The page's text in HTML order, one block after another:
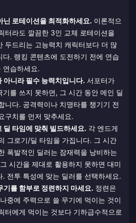
닌 로테이션을 최적화하세요. 이론적으
터라도 깔끔한 3인 교체 로테이션을
두드리는 고능력치 캐릭터보다 더 많
다. 랭킹 콘텐츠에 도전하기 전에 연습
연습하세요.
아니라 필수 능력치입니다. 서포터가
를 쓰지 못하면, 그 시간 동안 메인 딜
니다. 공격력이나 치명타를 챙기기 전
구치를 먼저 맞추세요.
딜 타임에 맞춰 빌드하세요. 각 엔드게
그로기/딜 타임을 가집니다. 그 시간
폭발적인 딜러는 잠재력을 낭비하는
시간을 제대로 활용하지 못하면 대미
. 전투 특성에 맞는 딜러를 선택하세요.
기를 함부로 정련하지 마세요. 정련은
중에 주력으로 쓸 무기에 먹이는 것이
터에게 먹이는 것보다 기하급수적으로